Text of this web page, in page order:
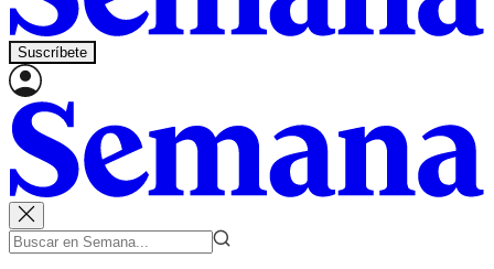
Suscríbete